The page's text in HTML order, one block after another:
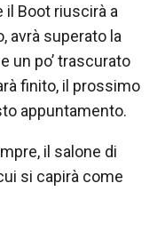
il Boot riuscirà a
avrà superato la
un po’ trascurato
finito, il prossimo
appuntamento.
il salone di
si capirà come